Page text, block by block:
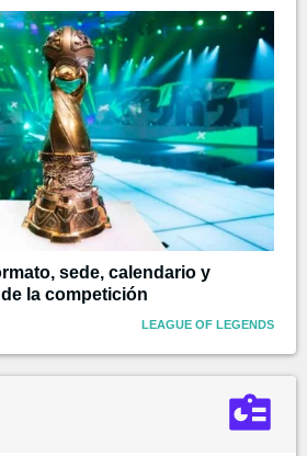
sede, calendario y
la competición
LEAGUE OF LEGENDS